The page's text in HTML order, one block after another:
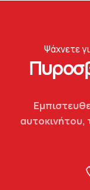
Ψάχνετε
αυτοκινήτου,